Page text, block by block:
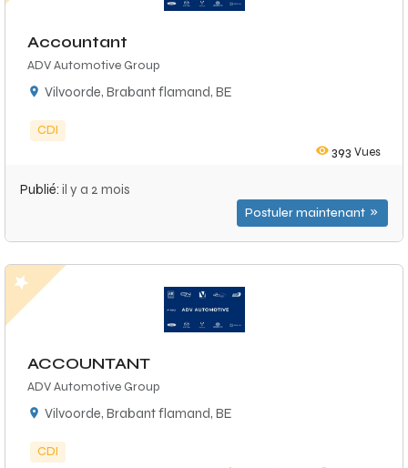
Accountant
ADV Automotive Group
Vilvoorde, Brabant flamand, BE
CDI
393 Vues
Publié: il y a 2 mois
Postuler maintenant
ACCOUNTANT
ADV Automotive Group
Vilvoorde, Brabant flamand, BE
CDI